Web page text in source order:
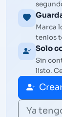
Marca
tenlos
Solo
Sin
listo.
Ya